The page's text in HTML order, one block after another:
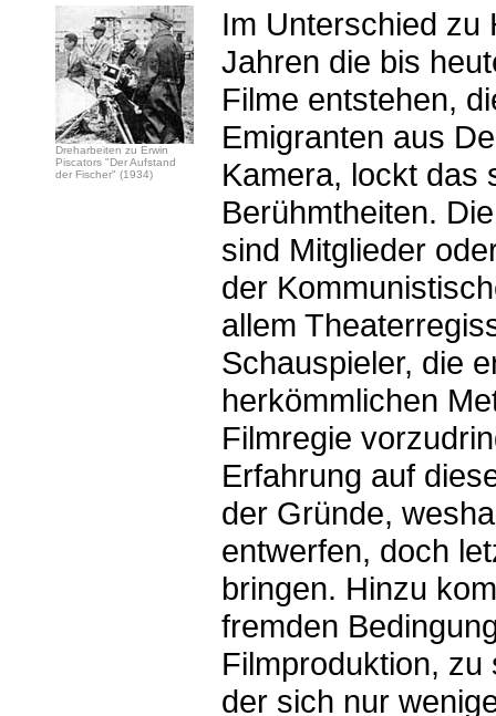
Dreharbeiten zu Erwin
Piscators "Der Aufstand
der Fischer" (1934)
Im Unterschied zu
Jahren die bis
Filme entstehen,
Emigranten aus
Kamera, lockt das
Berühmtheiten.
sind Mitglieder
der
allem
Schauspieler, die
herkömmlichen
Filmregie
Erfahrung auf
der Gründe,
entwerfen, doch
bringen. Hinzu
fremden
Filmproduktion,
der sich nur